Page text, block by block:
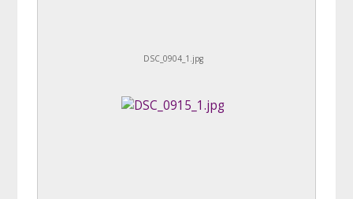
DSC_0904_1.jpg